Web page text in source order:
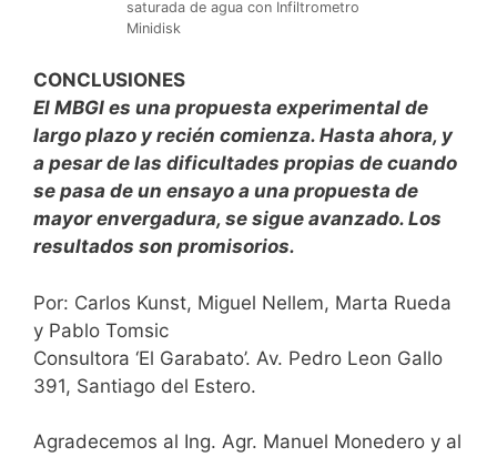
saturada de agua con Infiltrometro
Minidisk
CONCLUSIONES
El MBGI es una propuesta experimental de
largo plazo y recién comienza. Hasta ahora, y
a pesar de las dificultades propias de cuando
se pasa de un ensayo a una propuesta de
mayor envergadura, se sigue avanzado. Los
resultados son promisorios.
Por: Carlos Kunst, Miguel Nellem, Marta Rueda
y Pablo Tomsic
Consultora ‘El Garabato’. Av. Pedro Leon Gallo
391, Santiago del Estero.
Agradecemos al Ing. Agr. Manuel Monedero y al